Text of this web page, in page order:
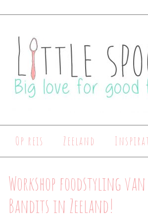
Op reis Zeeland
Workshop foodstyling van
Bandits in Zeeland!